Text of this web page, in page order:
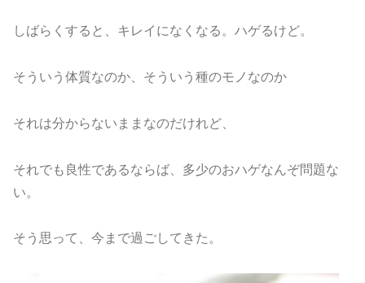
しばらくすると、キレイになくなる。ハゲるけど。
そういう体質なのか、そういう種のモノなのか
それは分からないままなのだけれど、
それでも良性であるならば、多少のおハゲなんぞ問題な
い。
そう思って、今まで過ごしてきた。